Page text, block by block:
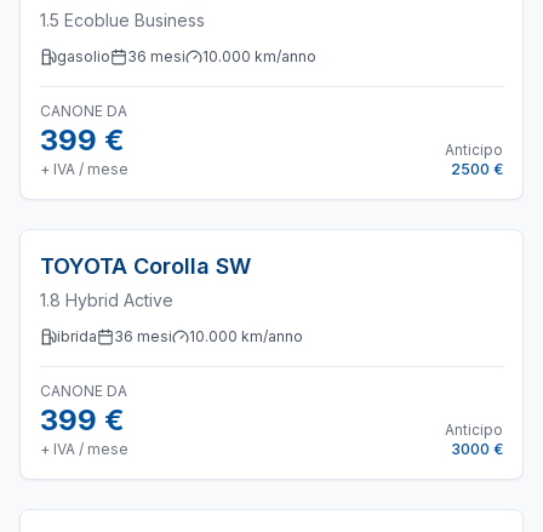
1.5 Ecoblue Business
gasolio 36 mesi 10.000 km/anno
CANONE DA
399 €
+ IVA / mese
Anticipo
2500 €
TOYOTA Corolla SW
1.8 Hybrid Active
ibrida 36 mesi 10.000 km/anno
CANONE DA
399 €
+ IVA / mese
Anticipo
3000 €